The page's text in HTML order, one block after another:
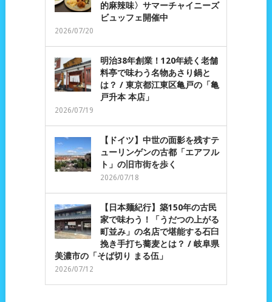
的麻辣味〉サマーチャイニーズ
ビュッフェ開催中
2026/07/20
明治38年創業！120年続く老舗
料亭で味わう名物あさり鍋と
は？ / 東京都江東区亀戸の「亀
戸升本 本店」
2026/07/19
【ドイツ】中世の面影を残すテ
ューリンゲンの古都「エアフル
ト」の旧市街を歩く
2026/07/18
【日本麺紀行】築150年の古民
家で味わう！「うだつの上がる
町並み」の名店で堪能する石臼
挽き手打ち蕎麦とは？ / 岐阜県
美濃市の「そば切り まる伍」
2026/07/12